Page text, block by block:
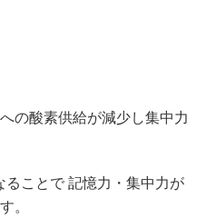
の酸素供給が減少し集中力
ことで 記憶力・集中力が
。